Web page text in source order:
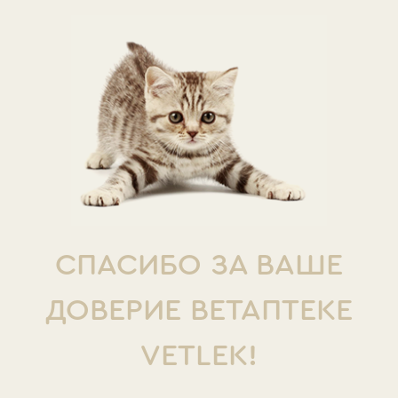
СПАСИБО ЗА ВАШЕ
ДОВЕРИЕ ВЕТАПТЕКЕ
VETLEK!